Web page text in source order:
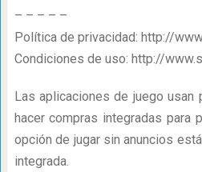
– – – – –
Política de privacidad: http://
Condiciones de uso: http://
Las aplicaciones de juego usan
hacer compras integradas para
opción de jugar sin anuncios
integrada.